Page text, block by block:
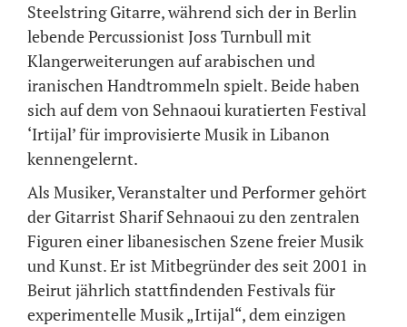
Steelstring Gitarre, während sich der in Berlin
lebende Percussionist Joss Turnbull mit
Klangerweiterungen auf arabischen und
iranischen Handtrommeln spielt. Beide haben
sich auf dem von Sehnaoui kuratierten Festival
‘Irtijal’ für improvisierte Musik in Libanon
kennengelernt.
Als Musiker, Veranstalter und Performer gehört
der Gitarrist Sharif Sehnaoui zu den zentralen
Figuren einer libanesischen Szene freier Musik
und Kunst. Er ist Mitbegründer des seit 2001 in
Beirut jährlich stattfindenden Festivals für
experimentelle Musik „Irtijal“, dem einzigen